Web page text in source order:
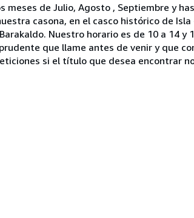
meses de Julio, Agosto , Septiembre y
casona, en el casco histórico de
Nuestro horario es de 10 a 14 y
que llame antes de venir y que
si el título que desea encontrar